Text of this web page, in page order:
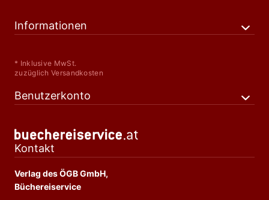
Informationen
* Inklusive MwSt.
zuzüglich Versandkosten
Benutzerkonto
Kontakt
Verlag des ÖGB GmbH,
Büchereiservice